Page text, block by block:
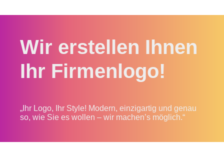
Wir erstellen Ihnen
Ihr Firmenlogo!
„Ihr Logo, Ihr Style! Modern, einzigartig und genau
so, wie Sie es wollen – wir machen’s möglich.“